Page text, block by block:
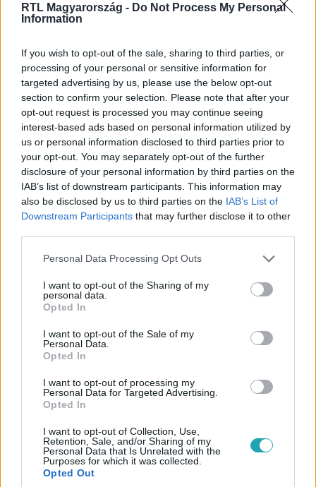
RTL Magyarország - Do Not Process My Personal
Information
If you wish to opt-out of the sale, sharing to third parties, or
processing of your personal or sensitive information for
targeted advertising by us, please use the below opt-out
section to confirm your selection. Please note that after your
opt-out request is processed you may continue seeing
interest-based ads based on personal information utilized by
us or personal information disclosed to third parties prior to
your opt-out. You may separately opt-out of the further
disclosure of your personal information by third parties on the
IAB’s list of downstream participants. This information may
also be disclosed by us to third parties on the IAB’s List of
Downstream Participants that may further disclose it to other
Please note that this website/app uses one or more Google
not limited to your visit or usage behaviour. You may click to
grant or deny consent to Google and its third-party tags to
use your data for below specified purposes in below Google
consent section.
Personal Data Processing Opt Outs
I want to opt-out of the Sharing of my
personal data.
Opted In
I want to opt-out of the Sale of my
Personal Data.
Opted In
I want to opt-out of processing my
Personal Data for Targeted Advertising.
Opted In
I want to opt-out of Collection, Use,
Retention, Sale, and/or Sharing of my
Personal Data that Is Unrelated with the
Purposes for which it was collected.
Opted Out
Semjén Zsolt a Kalocsa-Kecskeméti Főegyházmegyében
beszél Bese Gergő volt diákja
Néhány évvel ezelőtt azért rúgatta ki Bese Gergő, mert
gyermekvédelmi törvény elleni tüntetésen – ezt állítja
egy Híradónak nyilatkozó férfi. Megszólalt Bese Gergő
egyik volt diákja is, aki szerint előfordult, hogy a plébános
rácsapott iskolatársai fenekére, amit furának talált egy
paptól. A volt plébánosról néhány napja derült ki, hogy
melegpartikon vehetett részt. A Telex szerdán arról írt:
féltékenység vezethetett az ügy kirobbanásához.